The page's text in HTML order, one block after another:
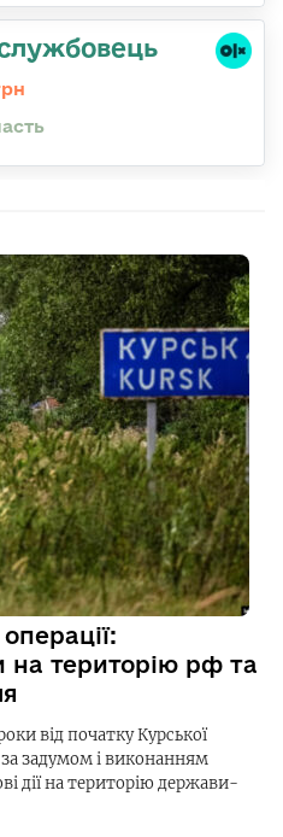
на територію рф та
від початку Курської
задумом і виконанням
дії на територію держави-